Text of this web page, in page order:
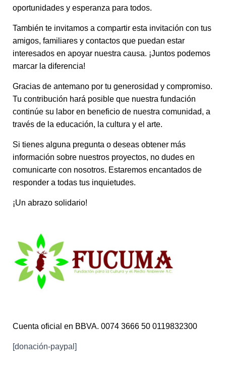
oportunidades y esperanza para todos.
También te invitamos a compartir esta invitación con tus
amigos, familiares y contactos que puedan estar
interesados ​​en apoyar nuestra causa. ¡Juntos podemos
marcar la diferencia!
Gracias de antemano por tu generosidad y compromiso.
Tu contribución hará posible que nuestra fundación
continúe su labor en beneficio de nuestra comunidad, a
través de la educación, la cultura y el arte.
Si tienes alguna pregunta o deseas obtener más
información sobre nuestros proyectos, no dudes en
comunicarte con nosotros. Estaremos encantados de
responder a todas tus inquietudes.
¡Un abrazo solidario!
Cuenta oficial en BBVA. 0074 3666 50 0119832300
[donación-paypal]